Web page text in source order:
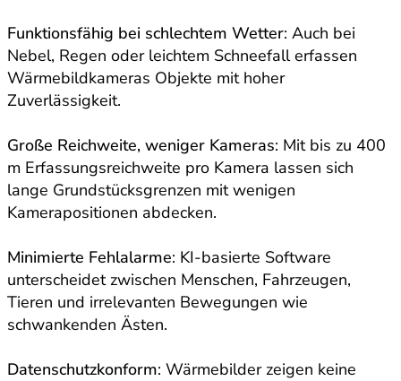
Funktionsfähig bei schlechtem Wetter: Auch bei
Nebel, Regen oder leichtem Schneefall erfassen
Wärmebildkameras Objekte mit hoher
Zuverlässigkeit.
Große Reichweite, weniger Kameras: Mit bis zu 400
m Erfassungsreichweite pro Kamera lassen sich
lange Grundstücksgrenzen mit wenigen
Kamerapositionen abdecken.
Minimierte Fehlalarme: KI-basierte Software
unterscheidet zwischen Menschen, Fahrzeugen,
Tieren und irrelevanten Bewegungen wie
schwankenden Ästen.
Datenschutzkonform: Wärmebilder zeigen keine